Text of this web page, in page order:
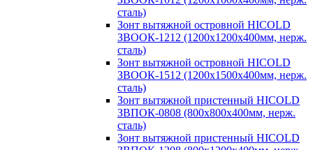
сталь)
Зонт вытяжной островной HICOLD
ЗВООК-1212 (1200x1200x400мм, нерж.
сталь)
Зонт вытяжной островной HICOLD
ЗВООК-1512 (1200х1500х400мм, нерж.
сталь)
Зонт вытяжной пристенный HICOLD
ЗВПОК-0808 (800х800х400мм, нерж.
сталь)
Зонт вытяжной пристенный HICOLD